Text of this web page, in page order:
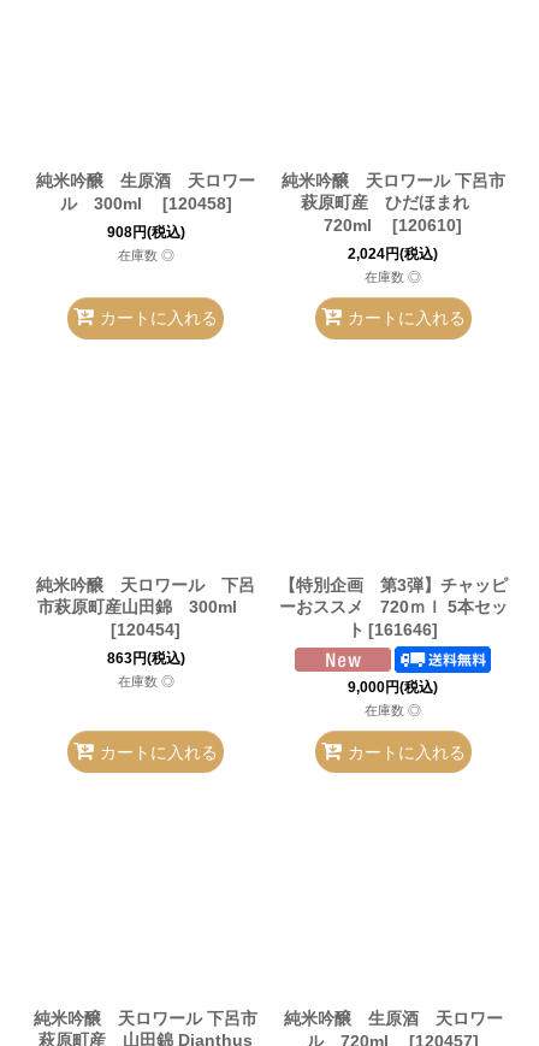
純米吟醸 生原酒 天ロワー
ル 300ml
[120458]
908円(税込)
在庫数 ◎
カートに入れる
純米吟醸 天ロワール 下呂市
萩原町産 ひだほまれ
720ml
[120610]
2,024円(税込)
在庫数 ◎
カートに入れる
純米吟醸 天ロワール 下呂
市萩原町産山田錦 300ml
[120454]
863円(税込)
在庫数 ◎
カートに入れる
【特別企画 第3弾】チャッピ
ーおススメ 720ｍｌ 5本セッ
ト [161646]
9,000円(税込)
在庫数 ◎
カートに入れる
純米吟醸 天ロワール 下呂市
萩原町産 山田錦 Dianthus
純米吟醸 生原酒 天ロワー
ル 720ml
[120457]